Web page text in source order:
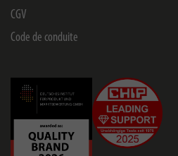
CGV
Code de conduite